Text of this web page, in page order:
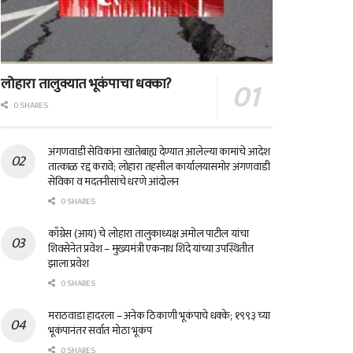
लोहारा तालुक्यात भूकंपाचा धक्का?
0 SHARES
अंगणवाडी सेविकांना खातेबाह्य देण्यात आलेल्या कामांचे आदेश
तात्काळ रद्द करावे; लोहारा तहसील कार्यालयासमोर अंगणवाडी
सेविका व मदतनीसांचे धरणे आंदोलन
0 SHARES
काँग्रेस (आय) चे लोहारा तालुकाध्यक्ष अमोल पाटील यांचा
शिवसेनेत प्रवेश – मुख्यमंत्री एकनाथ शिंदे यांच्या उपस्थितीत
झाला प्रवेश
0 SHARES
मराठवाडा हादरला – अनेक ठिकाणी भूकंपाचे धक्के; १९९३ च्या
भूकंपानंतर सर्वात मोठा भूकंप